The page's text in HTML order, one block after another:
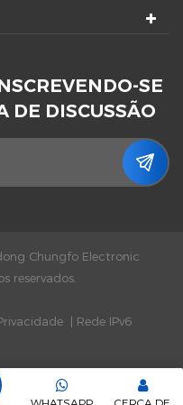
SE
DE DISCUSSÃO
Chungfo Electronic
reservados.
| Rede IPv6
CERCA DE
WHATSAPP